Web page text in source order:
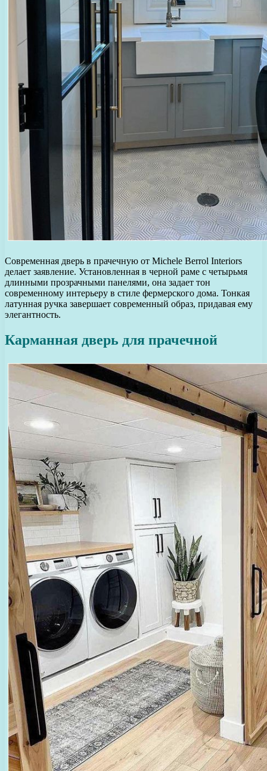
Современная дверь в прачечную от Michele Berrol Interiors
делает заявление. Установленная в черной раме с четырьмя
длинными прозрачными панелями, она задает тон
современному интерьеру в стиле фермерского дома. Тонкая
латунная ручка завершает современный образ, придавая ему
элегантность.
Карманная дверь для прачечной